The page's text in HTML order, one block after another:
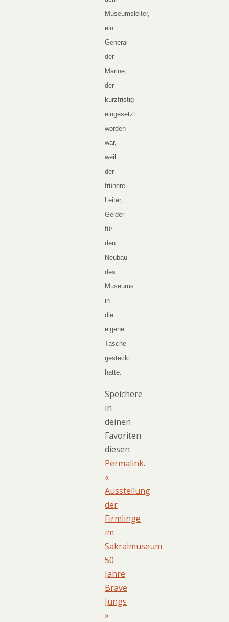
Museumsleiter,
ein
General
der
Marine,
der
kurzfristig
eingesetzt
worden
war,
weil
der
frühere
Leiter,
Gelder
für
den
Neubau
des
Museums
in
die
eigene
Tasche
gesteckt
hatte.
Speichere
in
deinen
Favoriten
diesen
Permalink.
«
Ausstellung
der
Firmlinge
im
Sakralmuseum
50
Jahre
Brave
Jungs
»